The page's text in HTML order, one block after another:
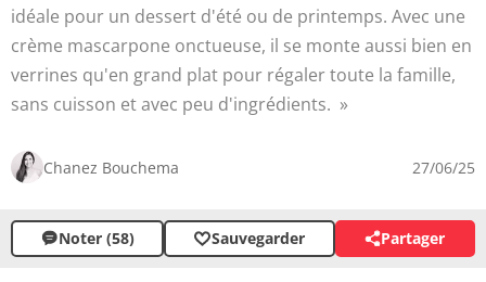
idéale pour un dessert d'été ou de printemps. Avec une
crème mascarpone onctueuse, il se monte aussi bien en
verrines qu'en grand plat pour régaler toute la famille,
sans cuisson et avec peu d'ingrédients.
Chanez Bouchema 27/06/25
Noter (58) Sauvegarder Partager